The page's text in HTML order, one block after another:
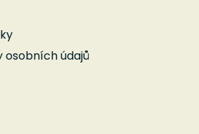
osobních údajů